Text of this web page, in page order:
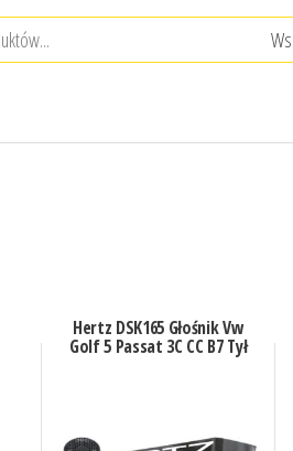
Hertz DSK165 Głośnik Vw
Golf 5 Passat 3C CC B7 Tył